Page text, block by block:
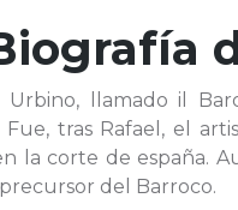
Urbino, llamado il
tras Rafael, el
la corte de españa.
del Barroco.